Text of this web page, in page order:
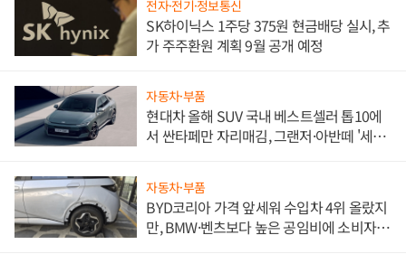
전자·전기·정보통신
SK하이닉스 1주당 375원 현금배당 실시, 추
가 주주환원 계획 9월 공개 예정
자동차·부품
현대차 올해 SUV 국내 베스트셀러 톱10에
서 싼타페만 자리매김, 그랜저·아반떼 '세단
자동차·부품
BYD코리아 가격 앞세워 수입차 4위 올랐지
만, BMW·벤츠보다 높은 공임비에 소비자